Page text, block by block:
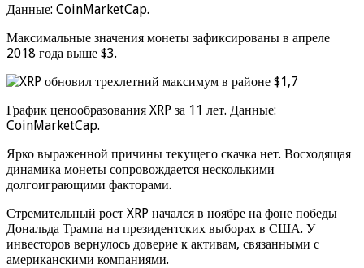
Данные: CoinMarketCap.
Максимальные значения монеты зафиксированы в апреле
2018 года выше $3.
График ценообразования XRP за 11 лет. Данные:
CoinMarketCap.
Ярко выраженной причины текущего скачка нет. Восходящая
динамика монеты сопровождается несколькими
долгоиграющими факторами.
Стремительный рост XRP начался в ноябре на фоне победы
Дональда Трампа на президентских выборах в США. У
инвесторов вернулось доверие к активам, связанными с
американскими компаниями.